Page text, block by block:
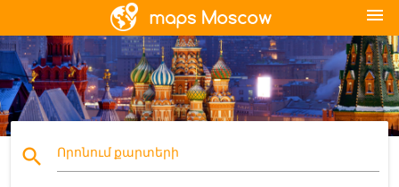
menu
search Որոնում քարտերի